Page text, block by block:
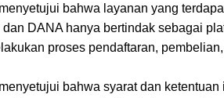
bahwa layanan yang
DANA hanya bertindak sebagai
proses pendaftaran,
bahwa syarat dan